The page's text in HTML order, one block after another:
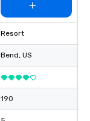
Resort
Bend, US
190